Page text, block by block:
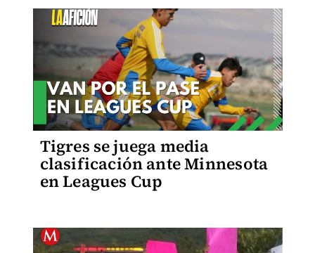
Tigres se juega media
clasificación ante Minnesota
en Leagues Cup